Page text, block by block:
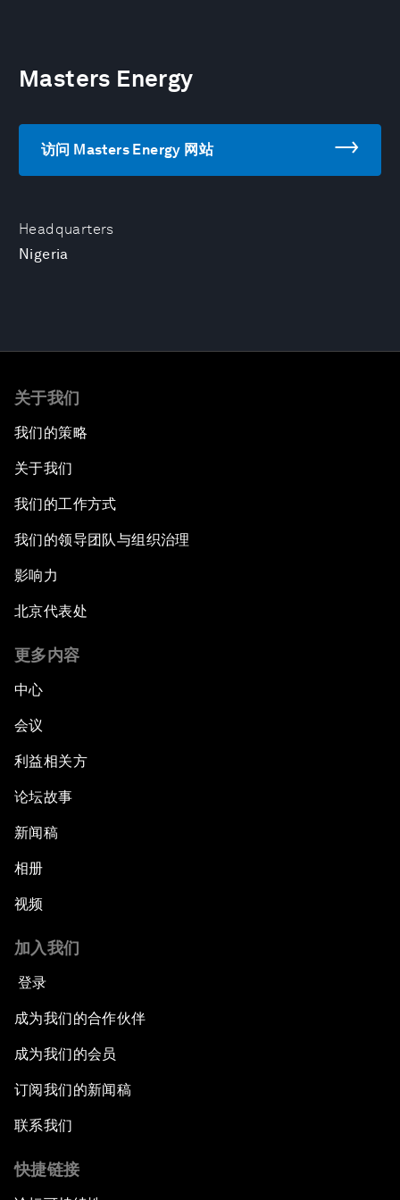
Headquarters
Nigeria
Masters Energy
访问 Masters Energy 网站
关于我们
我们的策略
关于我们
我们的工作方式
我们的领导团队与组织治理
影响力
北京代表处
更多内容
中心
会议
利益相关方
论坛故事
新闻稿
相册
视频
加入我们
登录
成为我们的合作伙伴
成为我们的会员
订阅我们的新闻稿
联系我们
快捷链接